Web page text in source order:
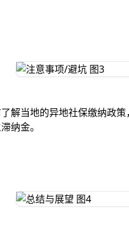
解当地的异地社保缴纳政策
纳金。